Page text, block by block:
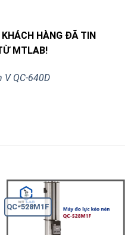
HÀNG ĐÃ TIN
MTLAB!
V QC-640D
QC-528M1F